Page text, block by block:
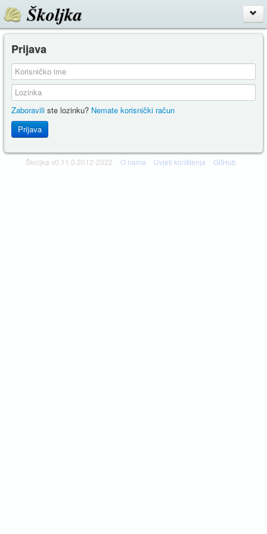
Školjka
Prijava
Zaboravili ste lozinku? Nemate korisnički račun
Prijava
Školjka v0.11.0 2012-2022 O nama Uvjeti korištenja GitHub